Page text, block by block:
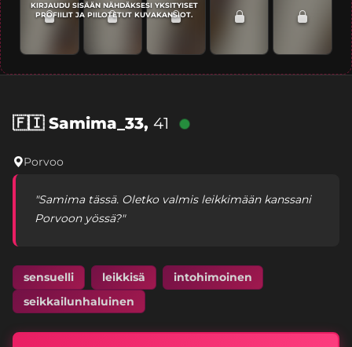
KIRJAUDU SISÄÄN NÄHDÄKSESI YKSITYISET
PROFIILIT JA PIILOTETUT KUVAKANSIOT.
🇫🇮Samima_33, 41
Porvoo
"Samima tässä. Oletko valmis leikkimään kanssani
Porvoon yössä?"
sensuelli leikkisä
intohimoinen
seikkailunhaluinen